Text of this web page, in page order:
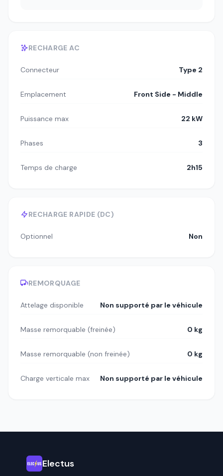
RECHARGE AC
Connecteur Type 2
Emplacement Front Side - Middle
Puissance max 22 kW
Phases 3
Temps de charge 2h15
RECHARGE RAPIDE (DC)
Optionnel Non
REMORQUAGE
Attelage disponible Non supporté par le véhicule
Masse remorquable (freinée) 0 kg
Masse remorquable (non freinée) 0 kg
Charge verticale max Non supporté par le véhicule
Electus